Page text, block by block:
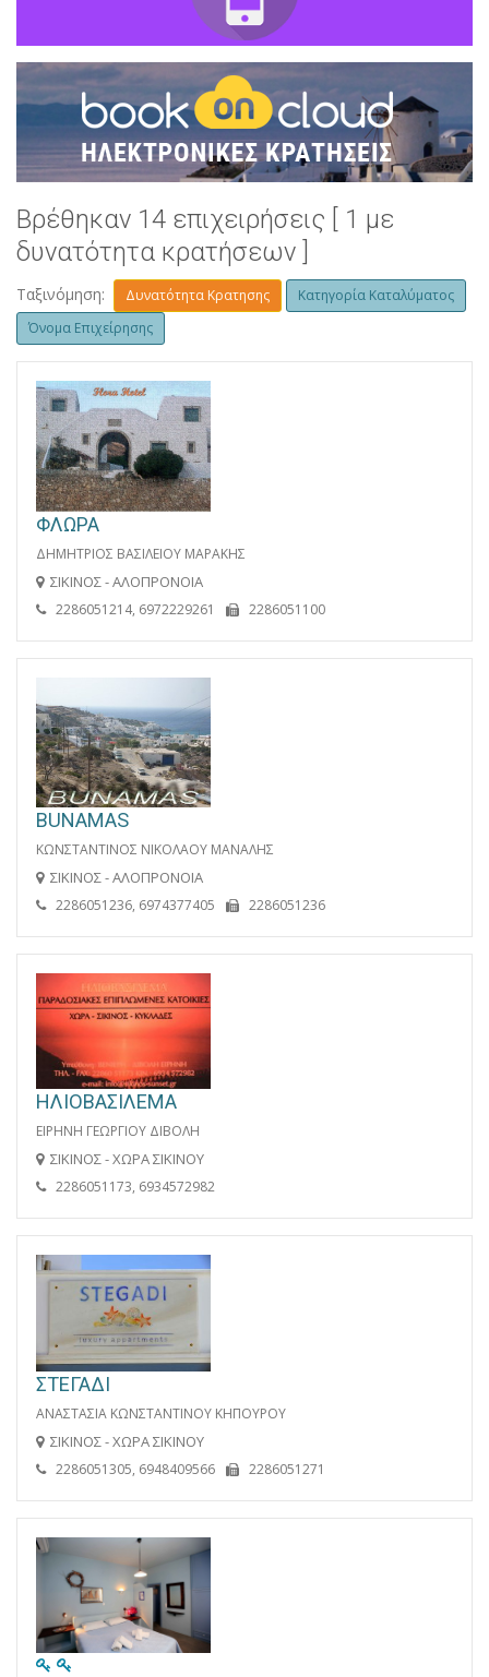
Βρέθηκαν 14 επιχειρήσεις [ 1 με
δυνατότητα κρατήσεων ]
Ταξινόμηση: Δυνατότητα Κρατησης
Κατηγορία Καταλύματος
Όνομα Επιχείρησης
ΦΛΩΡΑ
ΔΗΜΗΤΡΙΟΣ ΒΑΣΙΛΕΙΟΥ ΜΑΡΑΚΗΣ
ΣΙΚΙΝΟΣ - ΑΛΟΠΡΟΝΟΙΑ
2286051214, 6972229261 2286051100
BUNAMAS
ΚΩΝΣΤΑΝΤΙΝΟΣ ΝΙΚΟΛΑΟΥ ΜΑΝΑΛΗΣ
ΣΙΚΙΝΟΣ - ΑΛΟΠΡΟΝΟΙΑ
2286051236, 6974377405 2286051236
ΗΛΙΟΒΑΣΙΛΕΜΑ
ΕΙΡΗΝΗ ΓΕΩΡΓΙΟΥ ΔΙΒΟΛΗ
ΣΙΚΙΝΟΣ - ΧΩΡΑ ΣΙΚΙΝΟΥ
2286051173, 6934572982
ΣΤΕΓΑΔΙ
ΑΝΑΣΤΑΣΙΑ ΚΩΝΣΤΑΝΤΙΝΟΥ ΚΗΠΟΥΡΟΥ
ΣΙΚΙΝΟΣ - ΧΩΡΑ ΣΙΚΙΝΟΥ
2286051305, 6948409566 2286051271